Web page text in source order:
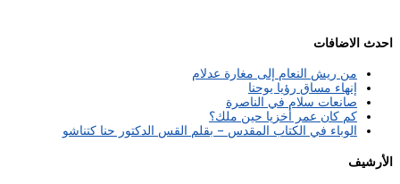
احدث الاضافات
من ريش النعام إلى مغارة عدلام
إنهاء مساق رؤيا يوحنا
صانعات سلام في الناصرة
كم كان عمر أخزيا حين ملك؟
الوباء في الكتاب المقدس – بقلم القس الدكتور حنا كتناشو
الأرشيف